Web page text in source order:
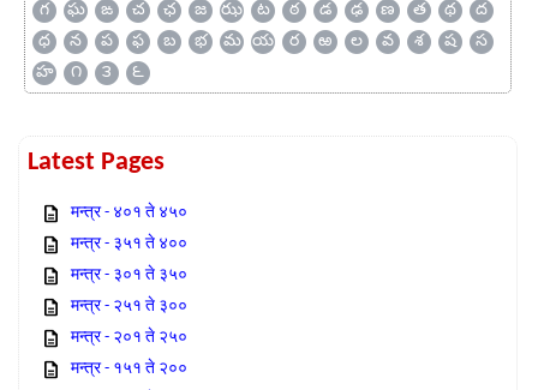
గ
ఘ ఙ చ ఛ జ ఝ ట ఠ డ ఢ ణ త థ
ద
ధ
న ప ఫ బ భ మ య ర ఱ ల వ శ ష
స
హ
౧ ౩ ౬
Latest Pages
मन्त्र - ४०१ ते ४५०
मन्त्र - ३५१ ते ४००
मन्त्र - ३०१ ते ३५०
मन्त्र - २५१ ते ३००
मन्त्र - २०१ ते २५०
मन्त्र - १५१ ते २००